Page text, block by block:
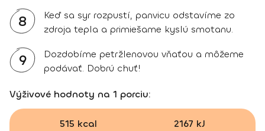
8
Keď sa syr rozpustí, panvicu odstavíme zo
zdroja tepla a primiešame kyslú smotanu.
9
Dozdobíme petržlenovou vňaťou a môžeme
podávať. Dobrú chuť!
Výživové hodnoty na 1 porciu:
515 kcal 2167 kJ